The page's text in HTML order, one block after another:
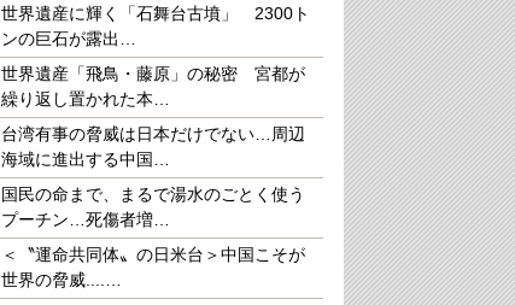
世界遺産に輝く「石舞台古墳」 2300ト
ンの巨石が露出…
世界遺産「飛鳥・藤原」の秘密 宮都が
繰り返し置かれた本…
台湾有事の脅威は日本だけでない…周辺
海域に進出する中国…
国民の命まで、まるで湯水のごとく使う
プーチン…死傷者増…
＜〝運命共同体〟の日米台＞中国こそが
世界の脅威....…